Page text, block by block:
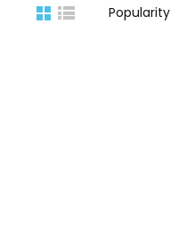
Popularity